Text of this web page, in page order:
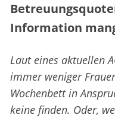
Information
Laut eines aktuellen
immer weniger
Wochenbett in
keine finden. Oder,